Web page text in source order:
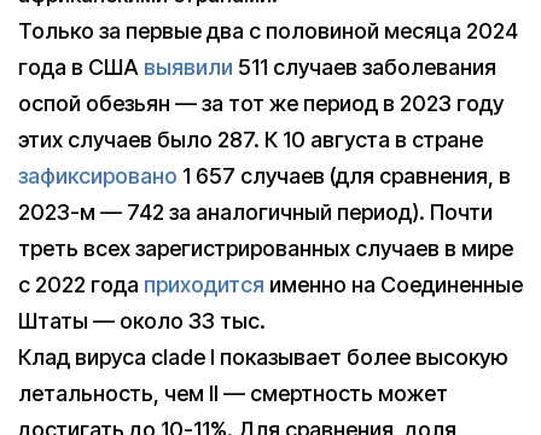
Только за первые два с половиной месяца 2024
года в США выявили 511 случаев заболевания
оспой обезьян — за тот же период в 2023 году
этих случаев было 287. К 10 августа в стране
зафиксировано 1 657 случаев (для сравнения, в
2023-м — 742 за аналогичный период). Почти
треть всех зарегистрированных случаев в мире
с 2022 года приходится именно на Соединенные
Штаты — около 33 тыс.
Клад вируса clade I показывает более высокую
летальность, чем II — смертность может